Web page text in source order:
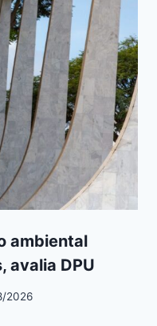
ambiental
avalia DPU
2026